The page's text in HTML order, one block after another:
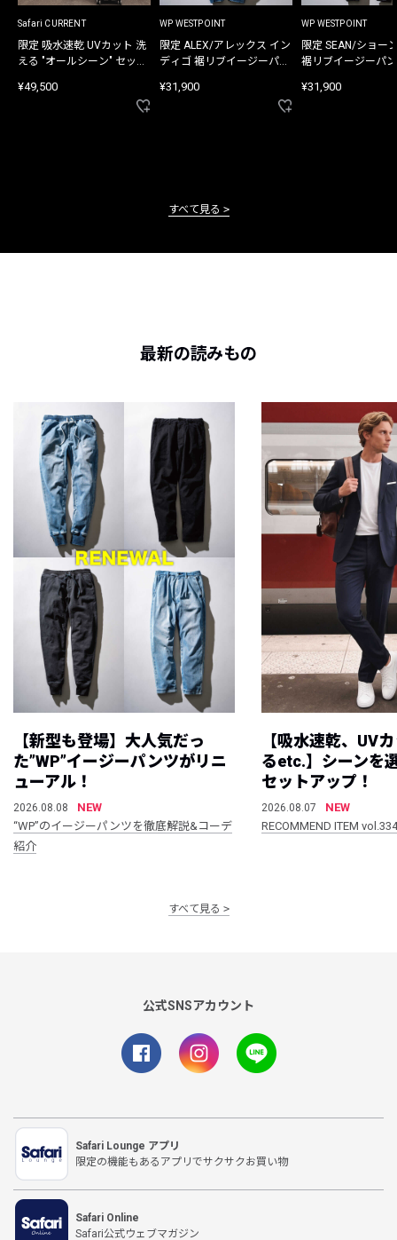
Safari CURRENT
限定 吸水速乾 UVカット 洗
える "オールシーン" セット
¥49,500
WP WESTPOINT
限定 ALEX/アレックス イン
ディゴ 裾リブイージーパン
¥31,900
WP WESTPOINT
限定 SEAN/ショー
裾リブイージーパ
¥31,900
すべて見る
最新の読みもの
【新型も登場】大人気だっ
た”WP”イージーパンツがリニ
ューアル！
2026.08.08
NEW
“WP”のイージーパンツを徹底解説&コーデ
紹介
【吸水速乾、UV
るetc.】シーンを
セットアップ！
2026.08.07
NEW
RECOMMEND ITEM vol.334
すべて見る
公式SNSアカウント
Safari Lounge アプリ
限定の機能もあるアプリでサクサクお買い物
Safari Online
Safari公式ウェブマガジン